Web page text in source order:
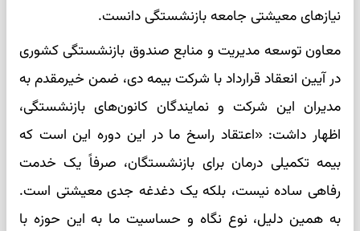
نیازهای معیشتی جامعه بازنشستگی دانست.
معاون توسعه مدیریت و منابع صندوق بازنشستگی کشوری
در آیین انعقاد قرارداد با شرکت بیمه دی، ضمن خیرمقدم به
مدیران این شرکت و نمایندگان کانون‌های بازنشستگی،
اظهار داشت: «اعتقاد راسخ ما در این دوره این است که
بیمه تکمیلی درمان برای بازنشستگان، صرفاً یک خدمت
رفاهی ساده نیست، بلکه یک دغدغه جدی معیشتی است.
به همین دلیل، نوع نگاه و حساسیت ما به این حوزه با